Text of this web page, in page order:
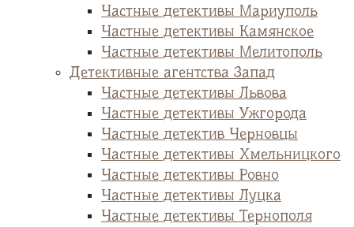
Частные детективы Мариуполь
Частные детективы Камянское
Частные детективы Мелитополь
Детективные агентства Запад
Частные детективы Львова
Частные детективы Ужгорода
Частные детектив Черновцы
Частные детективы Хмельницкого
Частные детективы Ровно
Частные детективы Луцка
Частные детективы Тернополя